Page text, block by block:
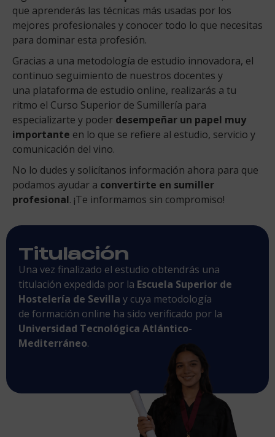
que aprenderás las técnicas más usadas por los
mejores profesionales y conocer todo lo que necesitas
para dominar esta profesión.
Gracias a una metodología de estudio innovadora, el
continuo seguimiento de nuestros docentes y
una plataforma de estudio online, realizarás a tu
ritmo el Curso Superior de Sumillería para
especializarte y poder desempeñar un papel muy
importante en lo que se refiere al estudio, servicio y
comunicación del vino.
No lo dudes y solicítanos información ahora para que
podamos ayudar a convertirte en sumiller
profesional. ¡Te informamos sin compromiso!
Titulación
Una vez finalizado el estudio obtendrás una
titulación expedida por la Escuela Superior de
Hostelería de Sevilla y cuya metodología
de formación online ha sido verificado por la
Universidad Tecnológica Atlántico-
Mediterráneo.